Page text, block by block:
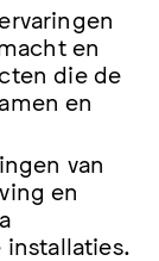
en
die de
en
van
en